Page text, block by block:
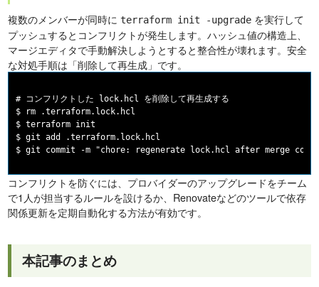
複数のメンバーが同時にterraform init -upgrade を実行して
プッシュするとコンフリクトが発生します。ハッシュ値の構造上、
マージエディタで手動解決しようとすると整合性が壊れます。安全
な対処手順は「削除して再生成」です。
# コンフリクトした lock.hcl を削除して再生成する
$ rm .terraform.lock.hcl
$ terraform init
$ git add .terraform.lock.hcl
コンフリクトを防ぐには、プロバイダーのアップグレードをチーム
で1人が担当するルールを設けるか、Renovateなどのツールで依存
関係更新を定期自動化する方法が有効です。
本記事のまとめ